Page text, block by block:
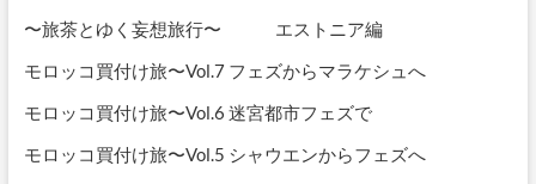
〜旅茶とゆく妄想旅行〜 エストニア編
モロッコ買付け旅〜Vol.7 フェズからマラケシュへ
モロッコ買付け旅〜Vol.6 迷宮都市フェズで
モロッコ買付け旅〜Vol.5 シャウエンからフェズへ